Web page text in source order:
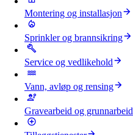
Montering og installasjon
Sprinkler og brannsikring
Service og vedlikehold
Vann, avløp og rensing
Gravearbeid og grunnarbeid